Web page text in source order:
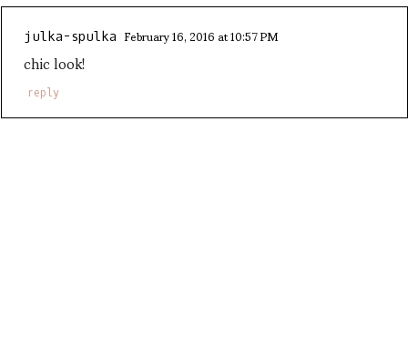
julka-spulka February 16, 2016 at 10:57 PM
chic look!
reply